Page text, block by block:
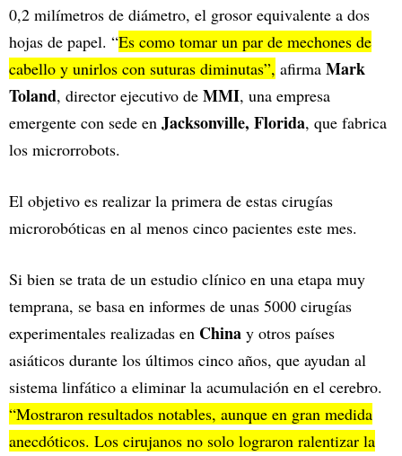
0,2 milímetros de diámetro, el grosor equivalente a dos
hojas de papel. “Es como tomar un par de mechones de
cabello y unirlos con suturas diminutas”, afirma Mark
Toland, director ejecutivo de MMI, una empresa
emergente con sede en Jacksonville, Florida, que fabrica
los microrrobots.
El objetivo es realizar la primera de estas cirugías
microrobóticas en al menos cinco pacientes este mes.
Si bien se trata de un estudio clínico en una etapa muy
temprana, se basa en informes de unas 5000 cirugías
experimentales realizadas en China y otros países
asiáticos durante los últimos cinco años, que ayudan al
sistema linfático a eliminar la acumulación en el cerebro.
“Mostraron resultados notables, aunque en gran medida
anecdóticos. Los cirujanos no solo lograron ralentizar la